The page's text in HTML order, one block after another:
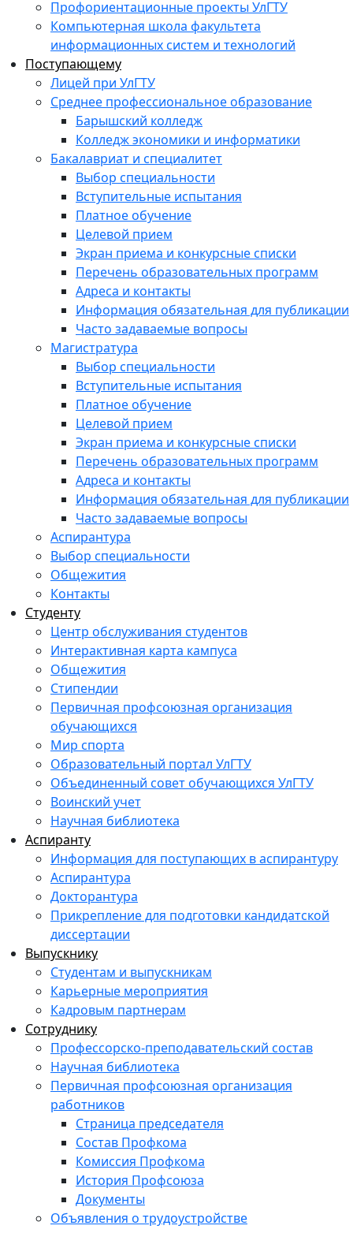
Профориентационные проекты УлГТУ
Компьютерная школа факультета
информационных систем и технологий
Поступающему
Лицей при УлГТУ
Среднее профессиональное образование
Барышский колледж
Колледж экономики и информатики
Бакалавриат и специалитет
Выбор специальности
Вступительные испытания
Платное обучение
Целевой прием
Экран приема и конкурсные списки
Перечень образовательных программ
Адреса и контакты
Информация обязательная для публикации
Часто задаваемые вопросы
Магистратура
Выбор специальности
Вступительные испытания
Платное обучение
Целевой прием
Экран приема и конкурсные списки
Перечень образовательных программ
Адреса и контакты
Информация обязательная для публикации
Часто задаваемые вопросы
Аспирантура
Выбор специальности
Общежития
Контакты
Студенту
Центр обслуживания студентов
Интерактивная карта кампуса
Общежития
Стипендии
Первичная профсоюзная организация
обучающихся
Мир спорта
Образовательный портал УлГТУ
Объединенный совет обучающихся УлГТУ
Воинский учет
Научная библиотека
Аспиранту
Информация для поступающих в аспирантуру
Аспирантура
Докторантура
Прикрепление для подготовки кандидатской
диссертации
Выпускнику
Студентам и выпускникам
Карьерные мероприятия
Кадровым партнерам
Сотруднику
Профессорско-преподавательский состав
Научная библиотека
Первичная профсоюзная организация
работников
Страница председателя
Состав Профкома
Комиссия Профкома
История Профсоюза
Документы
Объявления о трудоустройстве